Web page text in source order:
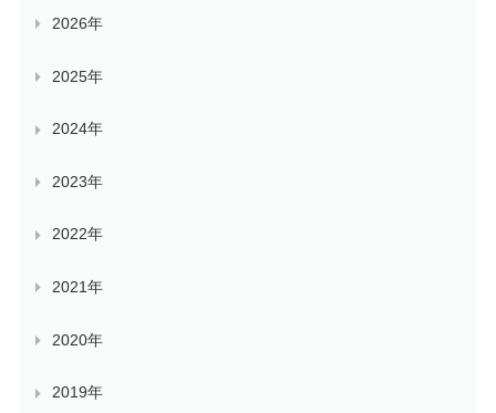
2026年
2025年
2024年
2023年
2022年
2021年
2020年
2019年